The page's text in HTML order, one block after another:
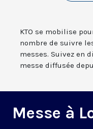
KTO se mobilise
nombre de suivre
messes. Suivez en
messe diffusée
Messe à